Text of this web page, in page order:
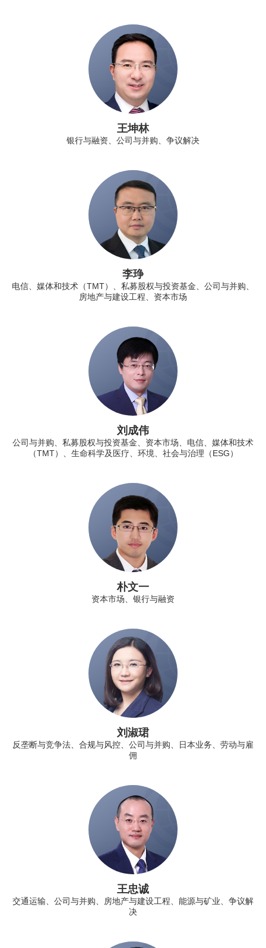
王坤林
银行与融资、公司与并购、争议解决
李琤
电信、媒体和技术（TMT）、私募股权与投资基金、公司与并购、
房地产与建设工程、资本市场
刘成伟
公司与并购、私募股权与投资基金、资本市场、电信、媒体和技术
（TMT）、生命科学及医疗、环境、社会与治理（ESG）
朴文一
资本市场、银行与融资
刘淑珺
反垄断与竞争法、合规与风控、公司与并购、日本业务、劳动与雇
佣
王忠诚
交通运输、公司与并购、房地产与建设工程、能源与矿业、争议解
决